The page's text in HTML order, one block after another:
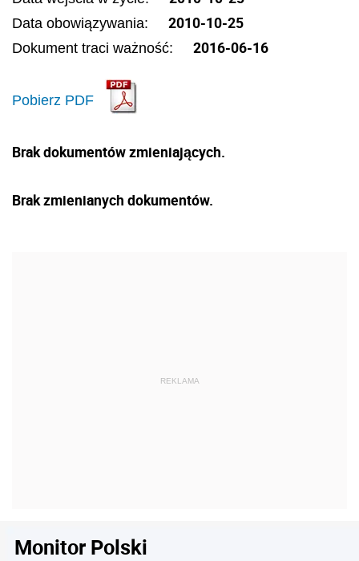
Data obowiązywania: 2010-10-25
Dokument traci ważność: 2016-06-16
Pobierz PDF
Brak dokumentów zmieniających.
Brak zmienianych dokumentów.
Monitor Polski